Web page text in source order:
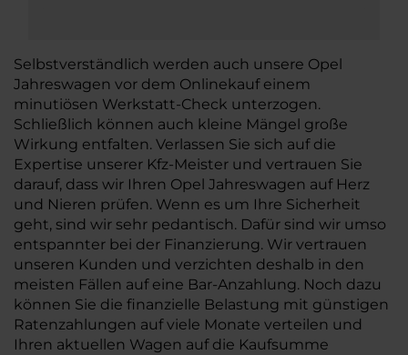
Selbstverständlich werden auch unsere Opel
Jahreswagen vor dem Onlinekauf einem
minutiösen Werkstatt-Check unterzogen.
Schließlich können auch kleine Mängel große
Wirkung entfalten. Verlassen Sie sich auf die
Expertise unserer Kfz-Meister und vertrauen Sie
darauf, dass wir Ihren Opel Jahreswagen auf Herz
und Nieren prüfen. Wenn es um Ihre Sicherheit
geht, sind wir sehr pedantisch. Dafür sind wir umso
entspannter bei der Finanzierung. Wir vertrauen
unseren Kunden und verzichten deshalb in den
meisten Fällen auf eine Bar-Anzahlung. Noch dazu
können Sie die finanzielle Belastung mit günstigen
Ratenzahlungen auf viele Monate verteilen und
Ihren aktuellen Wagen auf die Kaufsumme